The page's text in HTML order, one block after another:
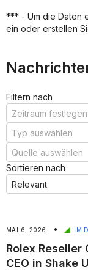
*** - Um die Daten
ein oder erstellen
Filtern nach
Sortieren nach
MAI 6, 2026 • IM
Rolex Reseller
CEO in Shake